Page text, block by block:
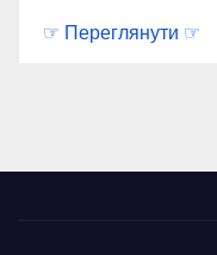
☞ Переглянути ☞